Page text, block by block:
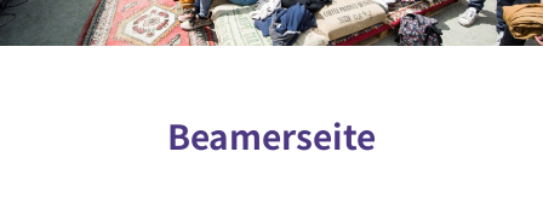
Beamerseite